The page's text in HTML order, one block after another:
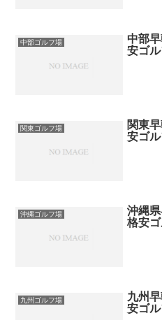
中部ゴルフ場
中部
安ゴル
関東ゴルフ場
関東
安ゴル
沖縄ゴルフ場
沖縄
格安ゴ
九州ゴルフ場
九州
安ゴル